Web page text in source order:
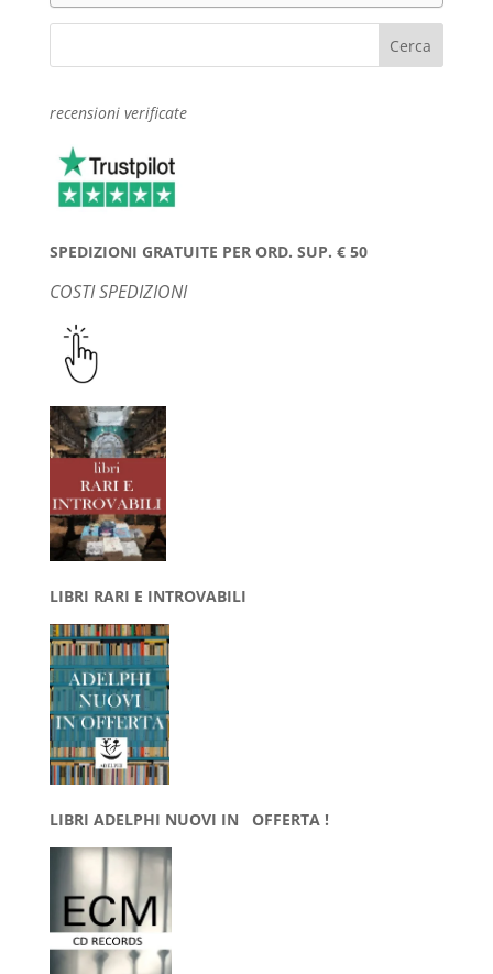
recensioni verificate
SPEDIZIONI GRATUITE PER ORD. SUP. € 50
COSTI SPEDIZIONI
LIBRI RARI E INTROVABILI
LIBRI ADELPHI NUOVI IN OFFERTA !